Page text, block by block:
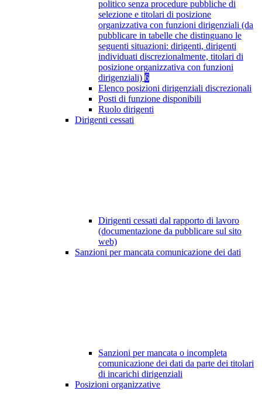
politico senza procedure pubbliche di
selezione e titolari di posizione
organizzativa con funzioni dirigenziali (da
pubblicare in tabelle che distinguano le
seguenti situazioni: dirigenti, dirigenti
individuati discrezionalmente, titolari di
posizione organizzativa con funzioni
dirigenziali) 6
Elenco posizioni dirigenziali discrezionali
Posti di funzione disponibili
Ruolo dirigenti
Dirigenti cessati
Dirigenti cessati dal rapporto di lavoro
(documentazione da pubblicare sul sito
web)
Sanzioni per mancata comunicazione dei dati
Sanzioni per mancata o incompleta
comunicazione dei dati da parte dei titolari
di incarichi dirigenziali
Posizioni organizzative